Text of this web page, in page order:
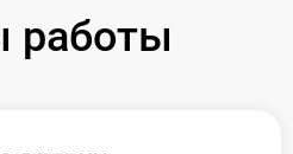
работы